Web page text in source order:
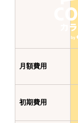
月額費用
初期費用